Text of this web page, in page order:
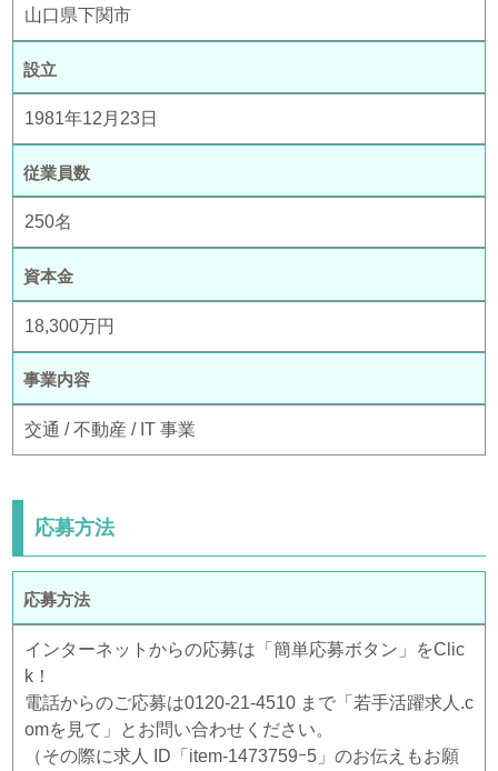
山口県下関市
設立
1981年12月23日
従業員数
250名
資本金
18,300万円
事業内容
交通 / 不動産 / IT 事業
応募方法
応募方法
インターネットからの応募は「簡単応募ボタン」をClic
k！
電話からのご応募は0120-21-4510 まで「若手活躍求人.c
omを見て」とお問い合わせください。
（その際に求人 ID「item-1473759ｰ5」のお伝えもお願